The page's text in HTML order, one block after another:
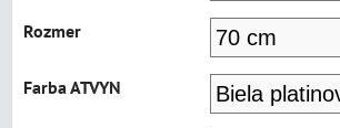
Rozmer
Farba ATVYN